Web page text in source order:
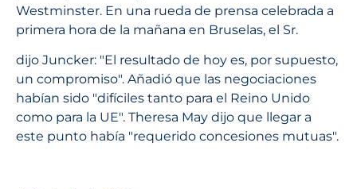
Westminster. En una rueda de prensa celebrada a
primera hora de la mañana en Bruselas, el Sr.
dijo Juncker: "El resultado de hoy es, por supuesto,
un compromiso". Añadió que las negociaciones
habían sido "difíciles tanto para el Reino Unido
como para la UE". Theresa May dijo que llegar a
este punto había "requerido concesiones mutuas".